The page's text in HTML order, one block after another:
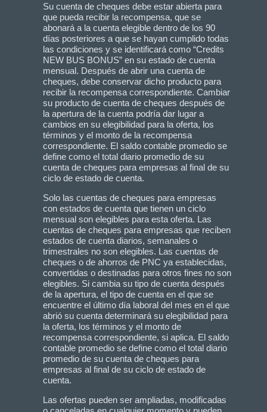
Su cuenta de cheques debe estar abierta para
que pueda recibir la recompensa, que se
abonará a la cuenta elegible dentro de los 90
días posteriores a que se hayan cumplido todas
las condiciones y se identificará como “Credits
NEW BUS BONUS” en su estado de cuenta
mensual. Después de abrir una cuenta de
cheques, debe conservar dicho producto para
recibir la recompensa correspondiente. Cambiar
su producto de cuenta de cheques después de
la apertura de la cuenta podría dar lugar a
cambios en su elegibilidad para la oferta, los
términos y el monto de la recompensa
correspondiente. El saldo contable promedio se
define como el total diario promedio de su
cuenta de cheques para empresas al final de su
ciclo de estado de cuenta.
Solo las cuentas de cheques para empresas
con estados de cuenta que tienen un ciclo
mensual son elegibles para esta oferta. Las
cuentas de cheques para empresas que reciben
estados de cuenta diarios, semanales o
trimestrales no son elegibles. Las cuentas de
cheques o de ahorros de PNC ya establecidas,
convertidas o destinadas para otros fines no son
elegibles. Si cambia su tipo de cuenta después
de la apertura, el tipo de cuenta en el que se
encuentre el último día laboral del mes en el que
abrió su cuenta determinará su elegibilidad para
la oferta, los términos y el monto de
recompensa correspondiente, si aplica. El saldo
contable promedio se define como el total diario
promedio de su cuenta de cheques para
empresas al final de su ciclo de estado de
cuenta.
Las ofertas pueden ser ampliadas, modificadas